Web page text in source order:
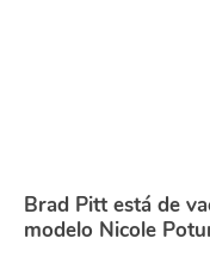
Brad Pitt está de
modelo Nicole